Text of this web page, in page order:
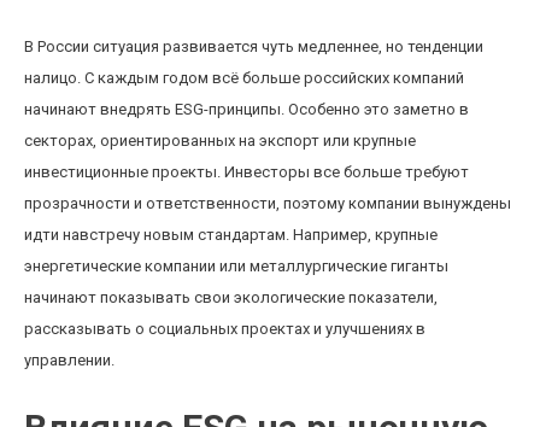
В России ситуация развивается чуть медленнее, но тенденции
налицо. С каждым годом всё больше российских компаний
начинают внедрять ESG-принципы. Особенно это заметно в
секторах, ориентированных на экспорт или крупные
инвестиционные проекты. Инвесторы все больше требуют
прозрачности и ответственности, поэтому компании вынуждены
идти навстречу новым стандартам. Например, крупные
энергетические компании или металлургические гиганты
начинают показывать свои экологические показатели,
рассказывать о социальных проектах и улучшениях в
управлении.